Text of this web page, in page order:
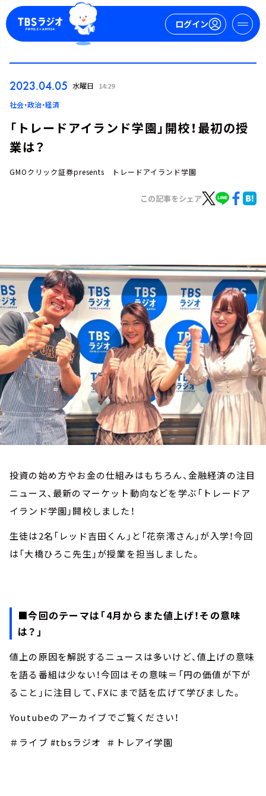
ログイン
お知らせ
イベント・グッズ
YouTube
会社情報
2023.04.05 水曜日 14:29
社会・政治・経済
「トレードアイランド学園」開校！最初の授
業は？
GMOクリック証券presents トレードアイランド学園
この記事をシェア
投資の始め方やお金の仕組みはもちろん、金融経済の注目
ニュース、最新のマーケット動向などを学ぶ「トレードア
イランド学園」開校しました！
生徒は2名「レッド吉田くん」と「花奈澪さん」が入学！今回
は「大橋ひろこ先生」が授業を担当しました。
■今回のテーマは「4月からまた値上げ！その意味
は？」
値上の原因を解説するニュースは多いけど、値上げの意味
を語る番組は少ない！今回はその意味＝「円の価値が下が
ること」に注目して、FXにまで話を広げて学びました。
Youtubeのアーカイブでご覧ください！
＃ライブ #tbsラジオ ＃トレアイ学園